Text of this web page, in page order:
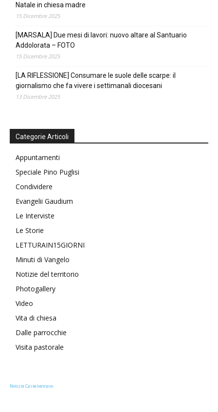
Natale in chiesa madre
15 Dicembre 2025
[MARSALA] Due mesi di lavori: nuovo altare al Santuario
Addolorata – FOTO
15 Dicembre 2025
[LA RIFLESSIONE] Consumare le suole delle scarpe: il
giornalismo che fa vivere i settimanali diocesani
13 Dicembre 2025
Categorie Articoli
Appuntamenti
Speciale Pino Puglisi
Condividere
Evangelii Gaudium
Le Interviste
Le Storie
LETTURAIN15GIORNI
Minuti di Vangelo
Notizie del territorio
Photogallery
Video
Vita di chiesa
Dalle parrocchie
Visita pastorale
Notizie Castelvetrano